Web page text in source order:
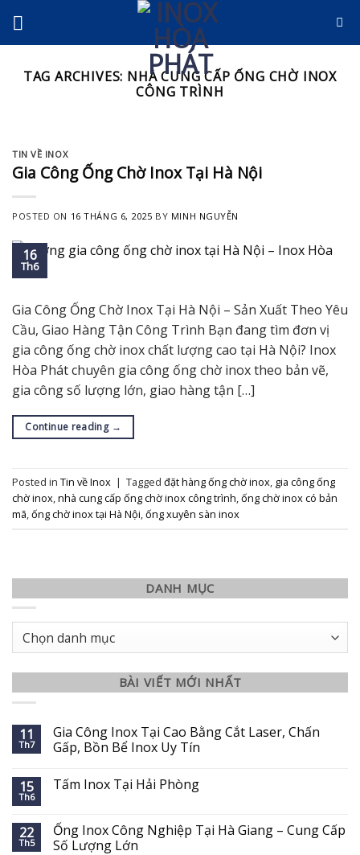
content
TAG ARCHIVES: NHÀ CUNG CẤP ỐNG CHỜ INOX
CÔNG TRÌNH
TIN VỀ INOX
Gia Công Ống Chờ Inox Tại Hà Nội
POSTED ON 16 THÁNG 6, 2025 BY MINH NGUYỄN
16
Th6
Gia Công Ống Chờ Inox Tại Hà Nội – Sản Xuất Theo Yêu
Cầu, Giao Hàng Tận Công Trình Bạn đang tìm đơn vị
gia công ống chờ inox chất lượng cao tại Hà Nội? Inox
Hòa Phát chuyên gia công ống chờ inox theo bản vẽ,
gia công số lượng lớn, giao hàng tận […]
Continue reading →
Posted in Tin về Inox | Tagged đặt hàng ống chờ inox, gia công ống
chờ inox,nhà cung cấp ống chờ inox công trình,ống chờ inox có bản
mã,ống chờ inox tại Hà Nội,ống xuyên sàn inox
DANH MỤC
Danh
mục
BÀI VIẾT MỚI NHẤT
11
Th7
Gia Công Inox Tại Cao Bằng Cắt Laser, Chấn
Gấp, Bồn Bể Inox Uy Tín
15
Th6
Tấm Inox Tại Hải Phòng
22
Th5
Ống Inox Công Nghiệp Tại Hà Giang – Cung Cấp
Số Lượng Lớn